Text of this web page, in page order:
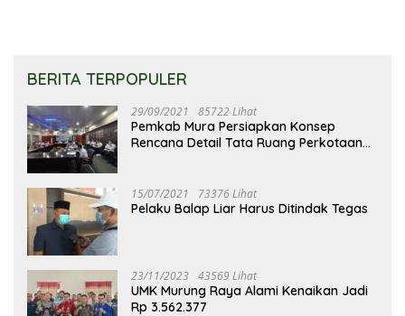
BERITA TERPOPULER
29/09/2021 85722 Lihat
Pemkab Mura Persiapkan Konsep
Rencana Detail Tata Ruang Perkotaan
15/07/2021 73376 Lihat
Pelaku Balap Liar Harus Ditindak Tegas
23/11/2023 43569 Lihat
UMK Murung Raya Alami Kenaikan Jadi
Rp 3.562.377